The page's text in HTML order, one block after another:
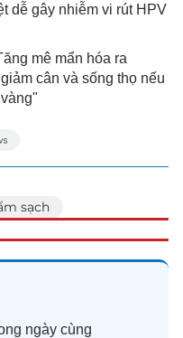
dễ gây nhiễm vi rút HPV
mê mẩn hóa ra
cân và sống thọ nếu
sạch
ngày cùng